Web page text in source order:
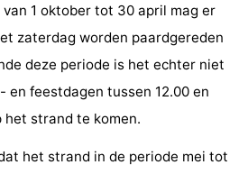
1 oktober tot 30 april mag er
zaterdag worden paardgereden
deze periode is het echter niet
en feestdagen tussen 12.00 en
het strand te komen.
het strand in de periode mei tot